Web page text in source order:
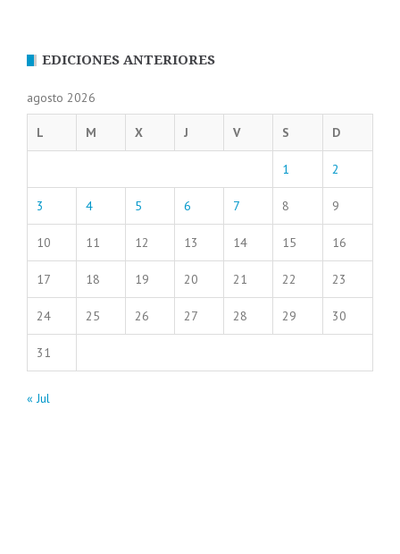
EDICIONES ANTERIORES
agosto 2026
L M X J V S D
1 2
3 4 5 6 7 8 9
10 11 12 13 14 15 16
17 18 19 20 21 22 23
24 25 26 27 28 29 30
31
« Jul